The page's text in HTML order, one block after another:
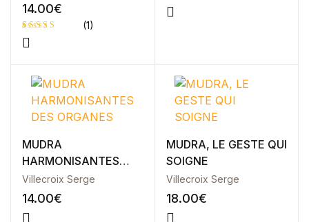
14.00€
Noté
5 basé
1
notation
client
(1)
MUDRA
HARMONISANTES
DES ORGANES
Villecroix Serge
14.00€
MUDRA, LE GESTE QUI
SOIGNE
Villecroix Serge
18.00€